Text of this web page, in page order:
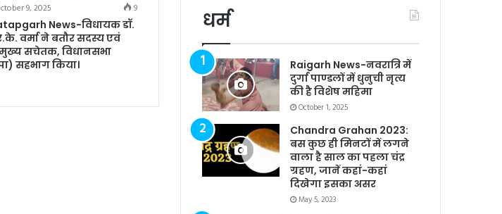
9, 2025
9
News-विधायक डॉ.
वर्मा ने बतौर सदस्य एवं
सचेतक, विधानसभा
सहभाग किया।
धर्म
Raigarh News-नवरात्रि में
दुर्गा पाण्डलों में धुनुची नृत्य
की है विशेष महिमा
October 1, 2025
Chandra Grahan 2023:
बस कुछ ही मिनटों में लगने
वाला है साल का पहला चंद्र
ग्रहण, जानें कहां-कहां
दिखेगा इसका असर
May 5, 2023